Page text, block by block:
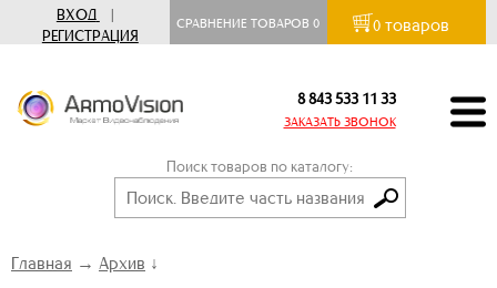
ВХОД
|
РЕГИСТРАЦИЯ
СРАВНЕНИЕ ТОВАРОВ0 0 товаров
8 843 533 11 33
ЗАКАЗАТЬ ЗВОНОК
Поиск товаров по каталогу:
Главная → Архив ↓